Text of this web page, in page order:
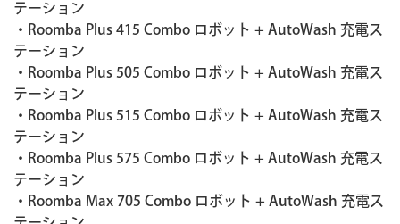
テーション
・Roomba Plus 415 Combo ロボット + AutoWash 充電ス
テーション
・Roomba Plus 505 Combo ロボット + AutoWash 充電ス
テーション
・Roomba Plus 515 Combo ロボット + AutoWash 充電ス
テーション
・Roomba Plus 575 Combo ロボット + AutoWash 充電ス
テーション
・Roomba Max 705 Combo ロボット + AutoWash 充電ス